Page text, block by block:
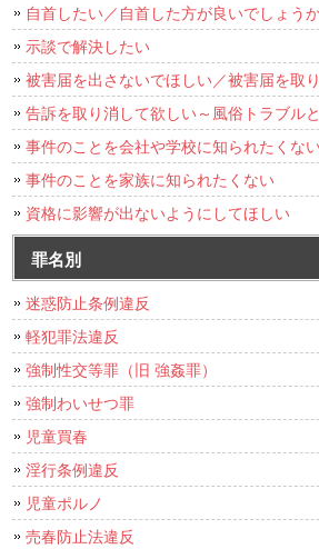
自首したい／自首した方が良いでしょう
示談で解決したい
被害届を出さないでほしい／被害届を取
告訴を取り消して欲しい～風俗トラブル
事件のことを会社や学校に知られたくな
事件のことを家族に知られたくない
資格に影響が出ないようにしてほしい
罪名別
迷惑防止条例違反
軽犯罪法違反
強制性交等罪（旧 強姦罪）
強制わいせつ罪
児童買春
淫行条例違反
児童ポルノ
売春防止法違反